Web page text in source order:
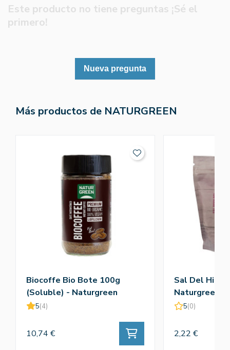
Este producto no tiene preguntas ¡Sé el
primero!
Nueva pregunta
Más productos de NATURGREEN
Biocoffe Bio Bote 100g
(Soluble) - Naturgreen
5(4)
10,74 €
Sal Del
Naturgreen
5(0)
2,22 €